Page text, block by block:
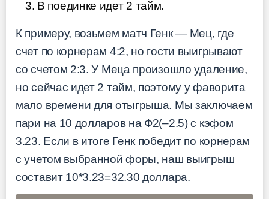
В поединке идет 2 тайм.
К примеру, возьмем матч Генк — Мец, где
счет по корнерам 4:2, но гости выигрывают
со счетом 2:3. У Меца произошло удаление,
но сейчас идет 2 тайм, поэтому у фаворита
мало времени для отыгрыша. Мы заключаем
пари на 10 долларов на Ф2(–2.5) с кэфом
3.23. Если в итоге Генк победит по корнерам
с учетом выбранной форы, наш выигрыш
составит 10*3.23=32.30 доллара.